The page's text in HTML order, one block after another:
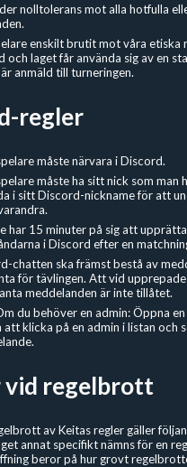
nolltolerans mot alla hotfulla
enskilt brutit mot våra etiska
och laget får använda sig av en
anmäld till turneringen.
regler
måste närvara i Discord.
måste ha sitt nick som man
i sitt Discord-nickname för att
har 15 minuter på sig att
i Discord efter en
chatten ska främst bestå av
för tävlingen. Att vid
meddelanden är inte tillåtet.
du behöver en admin: Öppna
att klicka på en admin i listan och
vid regelbrott
av Keitas regler gäller
annat specifikt nämns för en
beror på hur grovt